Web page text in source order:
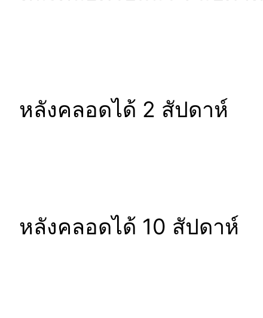
หลังคลอดได้ 2 สัปดาห์
หลังคลอดได้ 10 สัปดาห์